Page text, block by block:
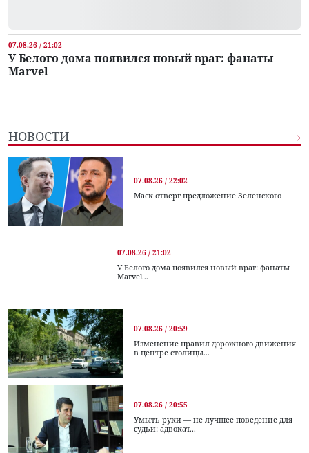
07.08.26 / 21:02
У Белого дома появился новый враг: фанаты
Marvel
НОВОСТИ
07.08.26 / 22:02
Маск отверг предложение Зеленского
07.08.26 / 21:02
У Белого дома появился новый враг: фанаты
Marvel...
07.08.26 / 20:59
Изменение правил дорожного движения
в центре столицы...
07.08.26 / 20:55
Умыть руки — не лучшее поведение для
судьи: адвокат...